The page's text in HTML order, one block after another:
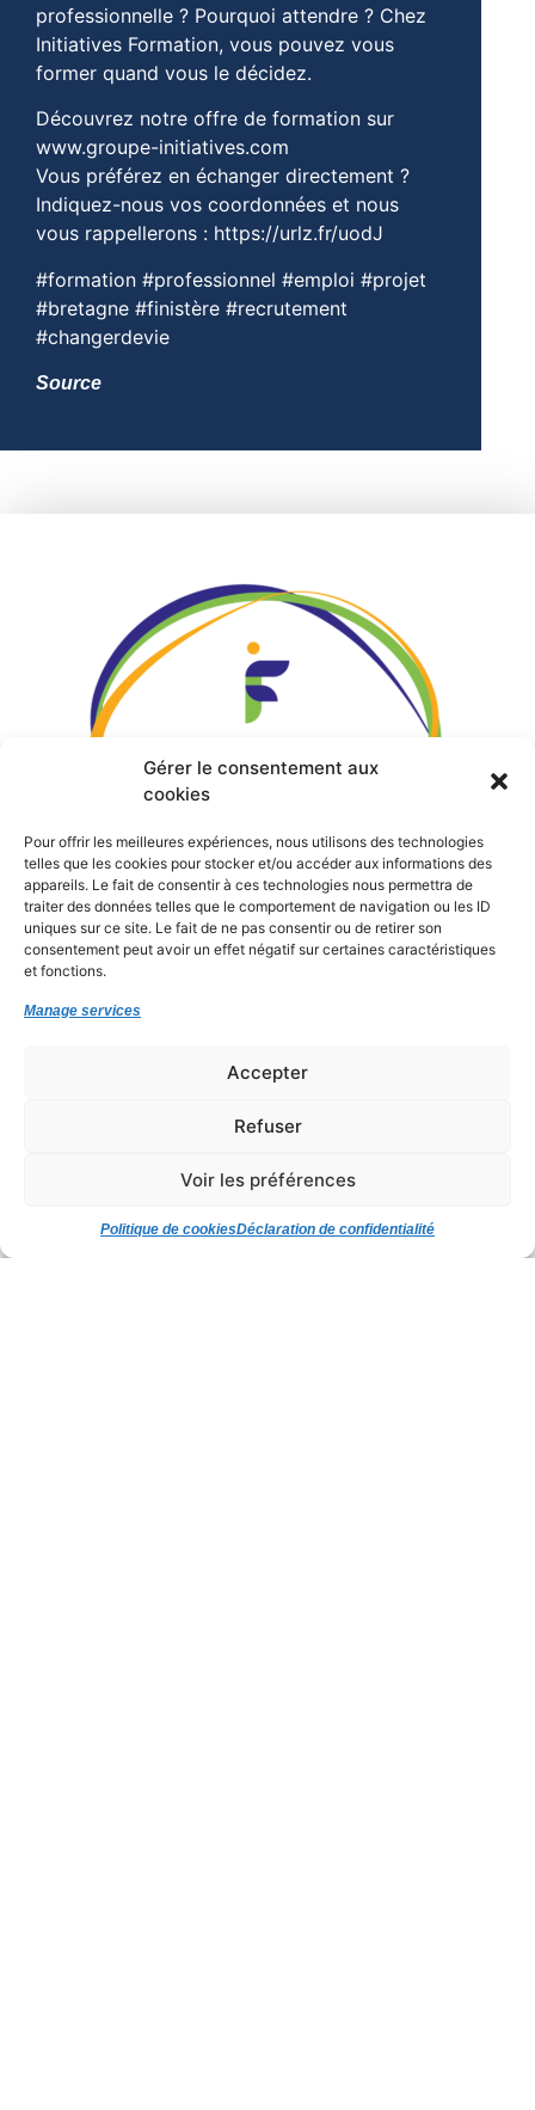
Gérer le consentement aux
cookies
Pour offrir les meilleures expériences, nous utilisons des technologies
telles que les cookies pour stocker et/ou accéder aux informations des
appareils. Le fait de consentir à ces technologies nous permettra de
traiter des données telles que le comportement de navigation ou les ID
uniques sur ce site. Le fait de ne pas consentir ou de retirer son
consentement peut avoir un effet négatif sur certaines caractéristiques
et fonctions.
Manage services
Accepter
Refuser
Voir les préférences
Politique de cookiesDéclaration de confidentialité
professionnelle ? Pourquoi attendre ? Chez
Initiatives Formation, vous pouvez vous
former quand vous le décidez.
Découvrez notre offre de formation sur
www.groupe-initiatives.com
Vous préférez en échanger directement ?
Indiquez-nous vos coordonnées et nous
vous rappellerons : https://urlz.fr/uodJ
#formation #professionnel #emploi #projet
#bretagne #finistère #recrutement
#changerdevie
Source
Siège Rue de Roz ar Pont 29590 Pont-de-
MENTIONS LÉGALES
DÉCLARATION DE CONFIDENTIALITÉ